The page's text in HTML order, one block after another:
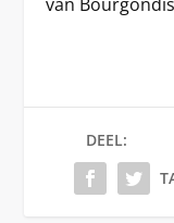
DEEL: